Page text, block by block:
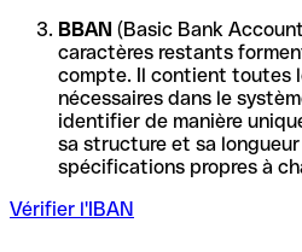
BBAN (Basic Bank
caractères restants
compte. Il contient toutes
nécessaires dans le
identifier de manière
sa structure et sa
spécifications propres à
Vérifier l'IBAN